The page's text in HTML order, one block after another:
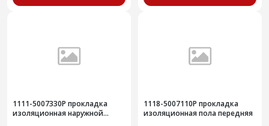
1111-5007330Р прокладка
изоляционная наружной
1118-5007110Р прокладка
изоляционная пола передняя